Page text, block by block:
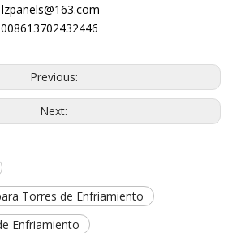
Previous:
Next:
Torres de Enfriamiento
Enfriamiento